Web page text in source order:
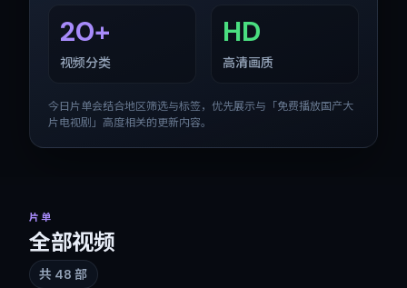
20+
视频分类
HD
高清画质
今日片单会结合地区筛选与标签，优先展示与「免费播放国产大
片电视剧 」高度相关的更新内容。
片单
全部视频
共 48 部